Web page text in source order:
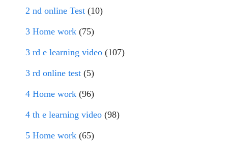
2 nd online Test (10)
3 Home work (75)
3 rd e learning video (107)
3 rd online test (5)
4 Home work (96)
4 th e learning video (98)
5 Home work (65)